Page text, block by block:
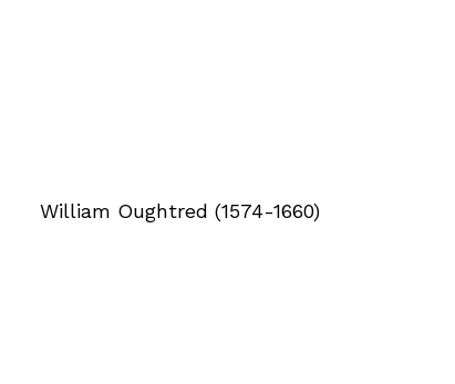
William Oughtred (1574-1660)